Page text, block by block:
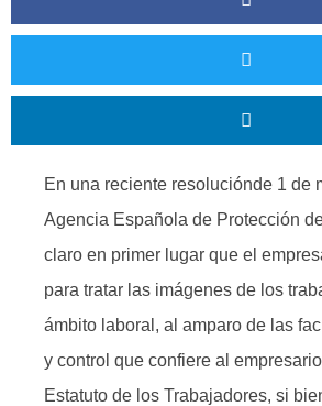
En una reciente resoluciónde 1 de
Agencia Española de Protección
claro en primer lugar que el
para tratar las imágenes de los
ámbito laboral, al amparo de las
y control que confiere al
Estatuto de los Trabajadores, si